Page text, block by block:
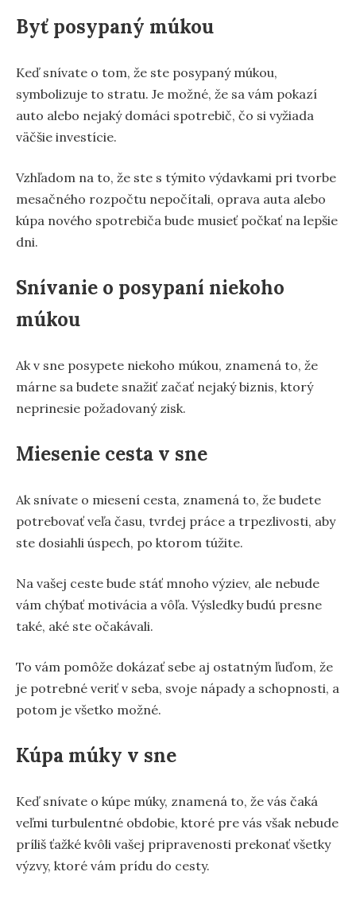
Byť posypaný múkou
Keď snívate o tom, že ste posypaný múkou,
symbolizuje to stratu. Je možné, že sa vám pokazí
auto alebo nejaký domáci spotrebič, čo si vyžiada
väčšie investície.
Vzhľadom na to, že ste s týmito výdavkami pri tvorbe
mesačného rozpočtu nepočítali, oprava auta alebo
kúpa nového spotrebiča bude musieť počkať na lepšie
dni.
Snívanie o posypaní niekoho
múkou
Ak v sne posypete niekoho múkou, znamená to, že
márne sa budete snažiť začať nejaký biznis, ktorý
neprinesie požadovaný zisk.
Miesenie cesta v sne
Ak snívate o miesení cesta, znamená to, že budete
potrebovať veľa času, tvrdej práce a trpezlivosti, aby
ste dosiahli úspech, po ktorom túžite.
Na vašej ceste bude stáť mnoho výziev, ale nebude
vám chýbať motivácia a vôľa. Výsledky budú presne
také, aké ste očakávali.
To vám pomôže dokázať sebe aj ostatným ľuďom, že
je potrebné veriť v seba, svoje nápady a schopnosti, a
potom je všetko možné.
Kúpa múky v sne
Keď snívate o kúpe múky, znamená to, že vás čaká
veľmi turbulentné obdobie, ktoré pre vás však nebude
príliš ťažké kvôli vašej pripravenosti prekonať všetky
výzvy, ktoré vám prídu do cesty.